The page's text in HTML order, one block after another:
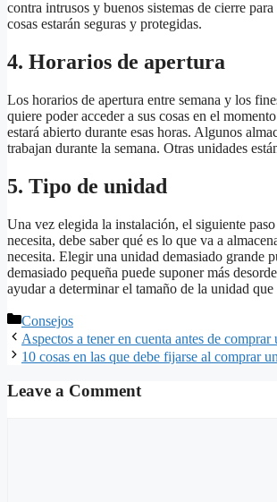
contra intrusos y buenos sistemas de cierre
cosas estarán seguras y protegidas.
4. Horarios de apertura
Los horarios de apertura entre semana y los
quiere poder acceder a sus cosas en el
estará abierto durante esas horas. Algunos
trabajan durante la semana. Otras unidades
5. Tipo de unidad
Una vez elegida la instalación, el siguiente
necesita, debe saber qué es lo que va a
necesita. Elegir una unidad demasiado grande
demasiado pequeña puede suponer más
ayudar a determinar el tamaño de la unidad que
Categories
Consejos
Aspectos a tener en cuenta antes de comprar
10 cosas en las que debe fijarse al comprar
Leave a Comment